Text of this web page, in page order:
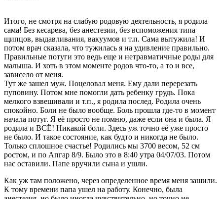
Итого, не смотря на слабую родовую деятельность, я родила
сама! Без кесарева, без анестезии, без вспоможения типа
щипцов, выдавливания, вакуумов и т.п. Сама вытужила! И
потом врач сказала, что тужилась я на удивление правильно.
Правильные потуги это ведь еще и нетравматичные роды для
малыша. И хоть в этом моменте родов что-то, а то и все,
зависело от меня.
Тут же зашел муж. Поцеловал меня. Ему дали перерезать
пуповину. Потом мне помогли дать ребенку грудь. Пока
мелкого взвешивали и т.п., я родила послед. Родила очень
спокойно. Боли не было вообще. Боль прошла где-то в момент
начала потуг. Я её просто не помню, даже если она и была. Я
родила и ВСЁ! Никакой боли. Здесь уж точно её уже просто
не было. И такое состояние, как будто и никогда не было.
Только сплошное счастье! Родились мы 3700 весом, 52 см
ростом, и по Апгар 8/9. Было это в 8:40 утра 04/07/03. Потом
нас оставили. Папе вручили сына и ушли.
Как уж там положено, через определенное время меня зашили.
К тому времени папа ушел на работу. Конечно, была